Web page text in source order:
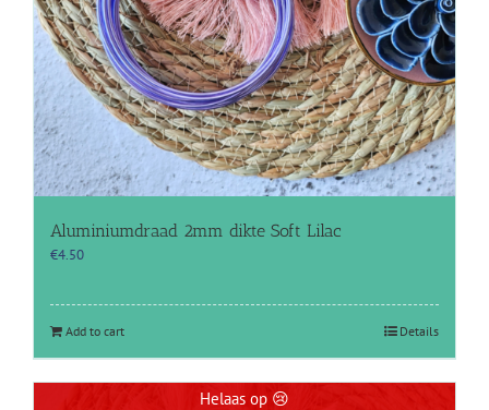
Aluminiumdraad 2mm dikte Soft Lilac
€4.50
Add to cart Details
Helaas op 😢